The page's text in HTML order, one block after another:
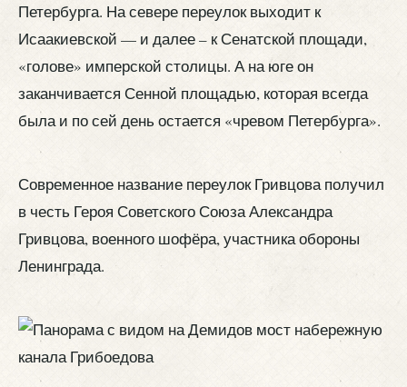
Петербурга. На севере переулок выходит к
Исаакиевской — и далее – к Сенатской площади,
«голове» имперской столицы. А на юге он
заканчивается Сенной площадью, которая всегда
была и по сей день остается «чревом Петербурга».
Современное название переулок Гривцова получил
в честь Героя Советского Союза Александра
Гривцова, военного шофёра, участника обороны
Ленинграда.